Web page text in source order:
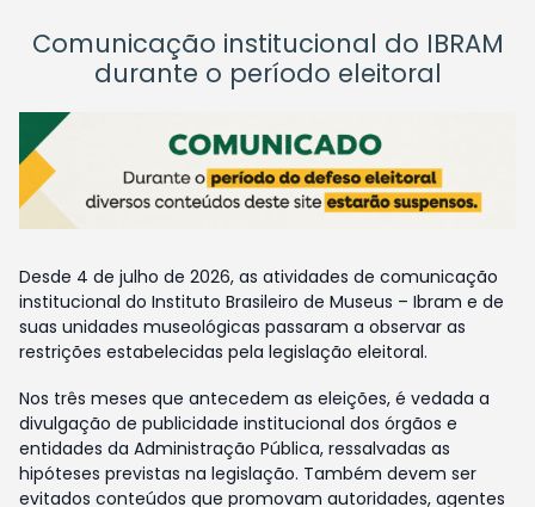
Comunicação institucional do IBRAM
durante o período eleitoral
Desde 4 de julho de 2026, as atividades de comunicação
institucional do Instituto Brasileiro de Museus – Ibram e de
suas unidades museológicas passaram a observar as
restrições estabelecidas pela legislação eleitoral.
Nos três meses que antecedem as eleições, é vedada a
divulgação de publicidade institucional dos órgãos e
entidades da Administração Pública, ressalvadas as
hipóteses previstas na legislação. Também devem ser
evitados conteúdos que promovam autoridades, agentes